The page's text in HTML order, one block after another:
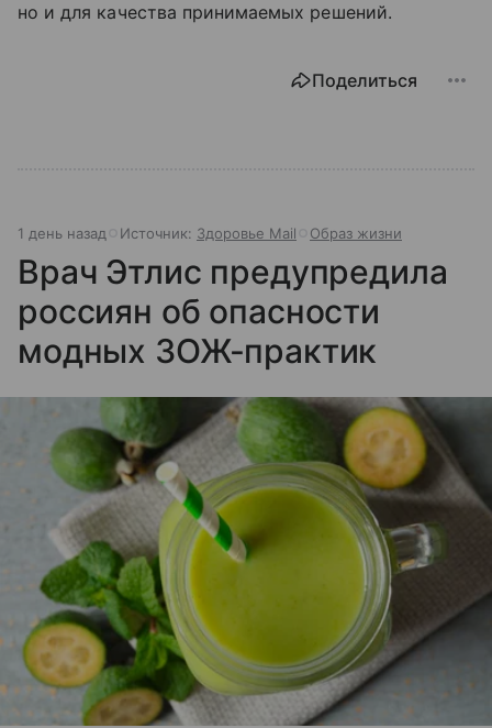
но и для качества принимаемых решений.
Поделиться
1 день назад Источник: Здоровье Mail Образ жизни
Врач Этлис предупредила
россиян об опасности
модных ЗОЖ-практик